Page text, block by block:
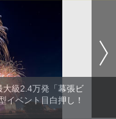
級2.4万発「幕張ビ
イベント目白押し！